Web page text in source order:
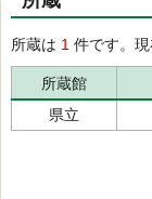
所蔵は 1 件です。
所蔵館
県立